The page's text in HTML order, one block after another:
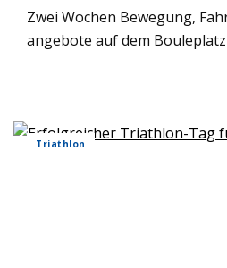
Zwei Wochen Bewe­gung,
an­ge­bote auf dem
Tri­ath­lon